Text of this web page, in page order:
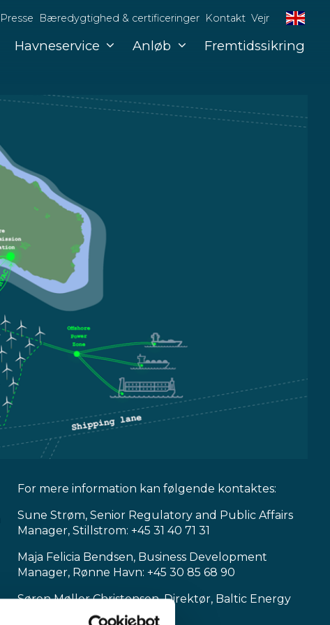
Presse Bæredygtighed & certificeringer Kontakt Vejr
Havneservice Anløb Fremtidssikring
For mere information kan følgende kontaktes:
Sune Strøm, Senior Regulatory and Public Affairs
Manager, Stillstrom: +45 31 40 71 31
Maja Felicia Bendsen, Business Development
Manager, Rønne Havn: +45 30 85 68 90
Søren Møller Christensen, Direktør, Baltic Energy
Island: +45 25 72 14 82